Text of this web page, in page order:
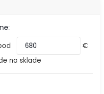
€
na sklade